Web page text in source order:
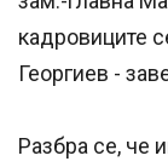
кадровиците
Георгиев -
Разбра се, че